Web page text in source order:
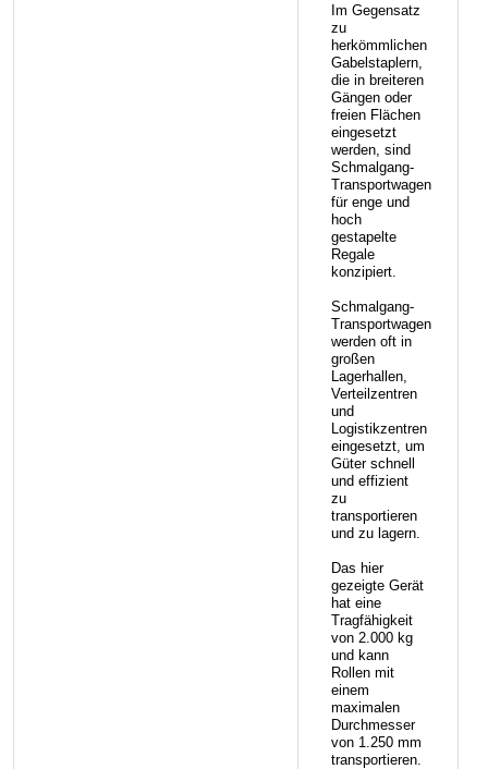
Im Gegensatz
zu
herkömmlichen
Gabelstaplern,
die in breiteren
Gängen oder
freien Flächen
eingesetzt
werden, sind
Schmalgang-
Transportwagen
für enge und
hoch
gestapelte
Regale
konzipiert.
Schmalgang-
Transportwagen
werden oft in
großen
Lagerhallen,
Verteilzentren
und
Logistikzentren
eingesetzt, um
Güter schnell
und effizient
zu
transportieren
und zu lagern.
Das hier
gezeigte Gerät
hat eine
Tragfähigkeit
von 2.000 kg
und kann
Rollen mit
einem
maximalen
Durchmesser
von 1.250 mm
transportieren.